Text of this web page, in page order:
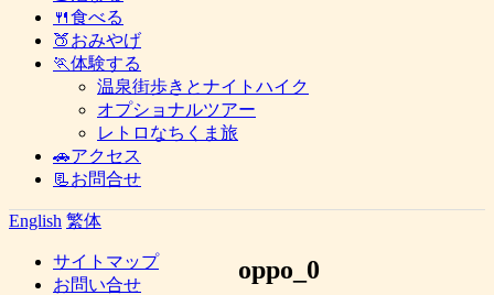
🍴食べる
🍑おみやげ
🏃体験する
温泉街歩きとナイトハイク
オプショナルツアー
レトロなちくま旅
🚗アクセス
📃お問合せ
English 繁体
oppo_0
サイトマップ
お問い合せ